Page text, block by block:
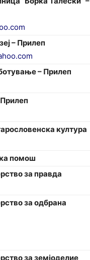
– Прилеп
– Прилеп
култура
помош
за правда
за одбрана
за земјоделие